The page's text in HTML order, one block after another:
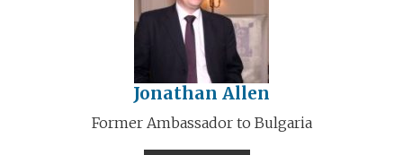
Jonathan Allen
Former Ambassador to Bulgaria